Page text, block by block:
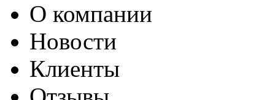
О компании
Новости
Клиенты